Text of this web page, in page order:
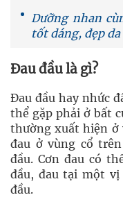
Dưỡng nhan
tốt dáng, đẹp
Đau đầu là gì?
Đau đầu hay nhức
thể gặp phải ở bất
thường xuất hiện ở
đau ở vùng cổ
đầu. Cơn đau có
đầu, đau tại một
đầu.